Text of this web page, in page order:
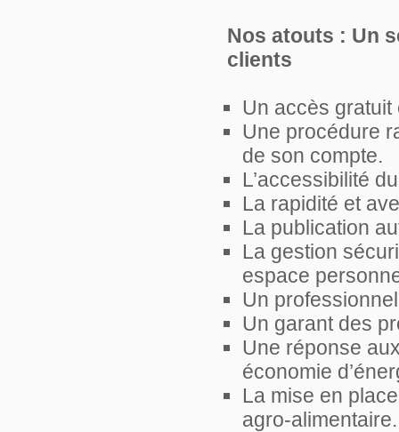
Nos atouts : Un
clients
Un accès
Une procédure
de son compte.
L’accessibilité
La rapidité et
La publication
La gestion
espace
Un
Un garant des
Une réponse
économie
La mise en
agro-alimentaire.